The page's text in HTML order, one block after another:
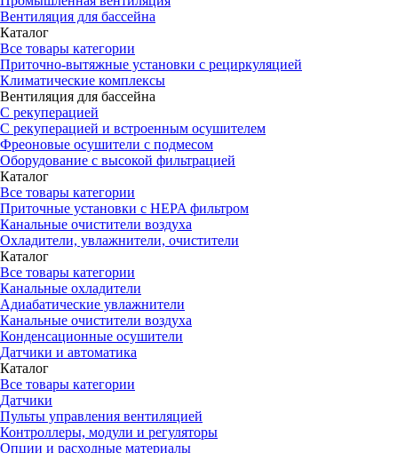
Вентиляция для бассейна
Каталог
Все товары категории
Приточно-вытяжные установки с рециркуляцией
Климатические комплексы
Вентиляция для бассейна
С рекуперацией
С рекуперацией и встроенным осушителем
Фреоновые осушители с подмесом
Оборудование с высокой фильтрацией
Каталог
Все товары категории
Приточные установки c HEPA фильтром
Канальные очистители воздуха
Охладители, увлажнители, очистители
Каталог
Все товары категории
Канальные охладители
Адиабатические увлажнители
Канальные очистители воздуха
Конденсационные осушители
Датчики и автоматика
Каталог
Все товары категории
Датчики
Пульты управления вентиляцией
Контроллеры, модули и регуляторы
Опции и расходные материалы